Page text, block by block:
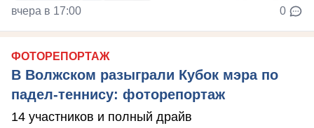
вчера в 17:00 0
ФОТОРЕПОРТАЖ
В Волжском разыграли Кубок мэра по
падел-теннису: фоторепортаж
14 участников и полный драйв